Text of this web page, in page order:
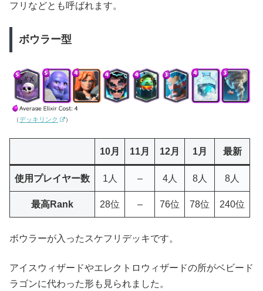
フリなどとも呼ばれます。
ボウラー型
（デッキリンク ）
10月 11月 12月 1月 最新
使用プレイヤー数 1人 – 4人 8人 8人
最高Rank 28位 – 76位 78位 240位
ボウラーが入ったスケフリデッキです。
アイスウィザードやエレクトロウィザードの所がベビード
ラゴンに代わった形も見られました。